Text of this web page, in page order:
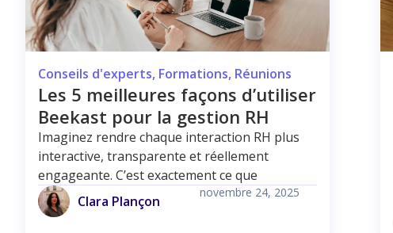
Conseils d'experts, Formations, Réunions
Les 5 meilleures façons d’utiliser
Beekast pour la gestion RH
Imaginez rendre chaque interaction RH plus
interactive, transparente et réellement
engageante. C’est exactement ce que
Clara Plançon
novembre 24, 2025